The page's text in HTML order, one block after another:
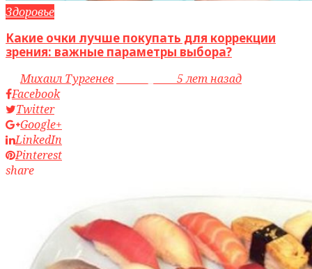
Здоровье
Какие очки лучше покупать для коррекции
зрения: важные параметры выбора?
byМихаил Тургенев
5 лет назад
Facebook
Twitter
Google+
LinkedIn
Pinterest
share